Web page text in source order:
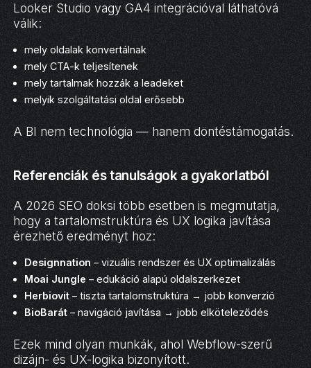
Looker Studio vagy GA4 integrációval láthatóvá
válik:
mely oldalak konvertálnak
mely CTA-k teljesítenek
mely tartalmak hozzák a leadeket
melyik szolgáltatási oldal erősebb
A BI nem technológia — hanem döntéstámogatás.
Referenciák és tanulságok a gyakorlatból
A 2026 SEO doksi több esetben is megmutatja,
hogy a tartalomstruktúra és UX logika javítása
érezhető eredményt hoz:
Designnation – vizuális rendszer és UX optimalizálás
Moai Jungle – edukáció alapú oldalszerkezet
Herbiovit– tiszta tartalomstruktúra → jobb konverzió
BioBarát– navigáció javítása → jobb elköteleződés
Ezek mind olyan munkák, ahol Webflow-szerű
dizájn- és UX-logika bizonyított.